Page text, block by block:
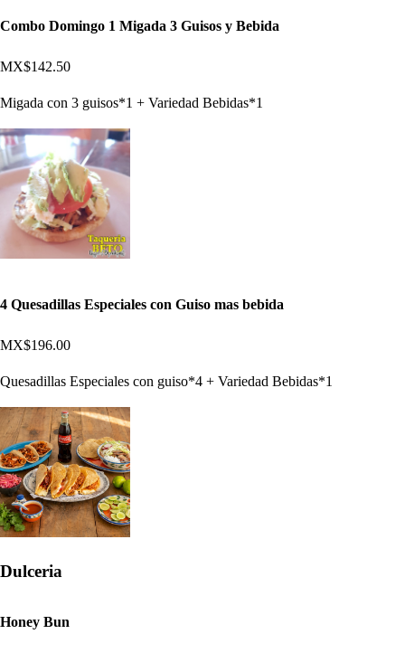
Combo Domingo 1 Migada 3 Guisos y Bebida
MX$142.50
Migada con 3 guisos*1 + Variedad Bebidas*1
4 Quesadillas Especiales con Guiso mas bebida
MX$196.00
Quesadillas Especiales con guiso*4 + Variedad Bebidas*1
Dulceria
Honey Bun